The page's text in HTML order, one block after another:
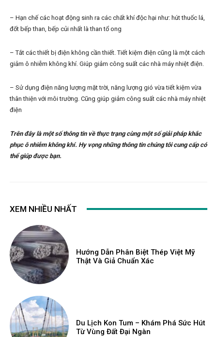
– Hạn chế các hoạt động sinh ra các chất khí độc hại như: hút thuốc lá,
đốt bếp than, bếp củi nhất là than tổ ong
– Tắt các thiết bị điện không cần thiết. Tiết kiệm điện cũng là một cách
giảm ô nhiễm không khí. Giúp giảm công suất các nhà máy nhiệt điện.
– Sử dụng điện năng lượng mặt trời, năng lượng gió vừa tiết kiệm vừa
thân thiện với môi trường. Cũng giúp giảm công suất các nhà máy nhiệt
điện
Trên đây là một số thông tin về thực trạng cùng một số giải pháp khắc
phục ô nhiễm không khí. Hy vọng những thông tin chúng tôi cung cấp có
thể giúp được bạn.
XEM NHIỀU NHẤT
Hướng Dẫn Phân Biệt Thép Việt Mỹ
Thật Và Giả Chuẩn Xác
Du Lịch Kon Tum – Khám Phá Sức Hút
Từ Vùng Đất Đại Ngàn